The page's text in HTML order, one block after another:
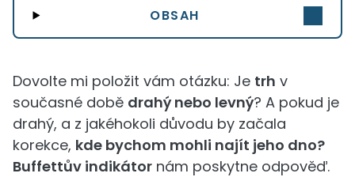
OBSAH
Dovolte mi položit vám otázku: Je trh v
současné době drahý nebo levný? A pokud je
drahý, a z jakéhokoli důvodu by začala
korekce, kde bychom mohli najít jeho dno?
Buffettův indikátor nám poskytne odpověď.